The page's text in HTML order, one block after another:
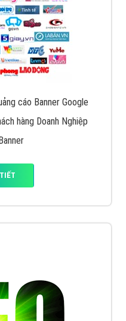
cáo Banner Google
hàng Doanh Nghiệp